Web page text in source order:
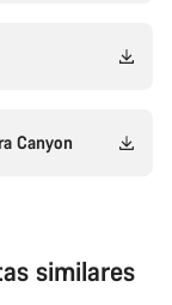
Canyon
similares